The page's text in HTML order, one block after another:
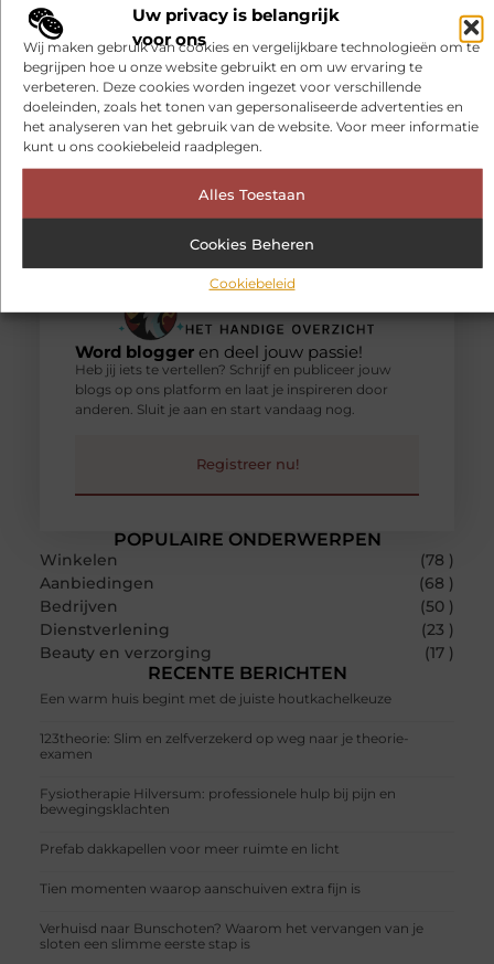
Uw privacy is belangrijk
voor ons
Wij maken gebruik van cookies en vergelijkbare technologieën om te
begrijpen hoe u onze website gebruikt en om uw ervaring te
verbeteren. Deze cookies worden ingezet voor verschillende
doeleinden, zoals het tonen van gepersonaliseerde advertenties en
het analyseren van het gebruik van de website. Voor meer informatie
kunt u ons cookiebeleid raadplegen.
Alles Toestaan
Cookies Beheren
Cookiebeleid
zelfs gewone activiteiten lastiger
worden.
POPULAIRE ONDERWERPEN
Winkelen
(78 )
Aanbiedingen
(68 )
Bedrijven
(50 )
Dienstverlening
(23 )
Beauty en verzorging
(17 )
RECENTE BERICHTEN
Een warm huis begint met de juiste houtkachelkeuze
123theorie: Slim en zelfverzekerd op weg naar je theorie-
examen
Fysiotherapie Hilversum: professionele hulp bij pijn en
bewegingsklachten
Prefab dakkapellen voor meer ruimte en licht
Tien momenten waarop aanschuiven extra fijn is
Verhuisd naar Bunschoten? Waarom het vervangen van je
sloten een slimme eerste stap is
Word bloggeren deel jouw passie!
Heb jij iets te vertellen? Schrijf en publiceer jouw
blogs op ons platform en laat je inspireren door
anderen. Sluit je aan en start vandaag nog.
Registreer nu!